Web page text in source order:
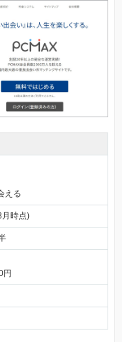
える
時点)
円